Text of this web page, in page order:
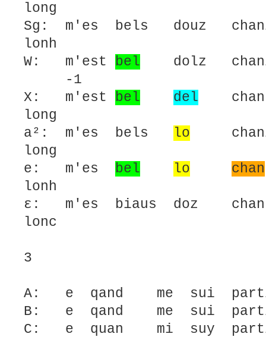
long
Sg: m'es bels douz
lonh
W: m'est bel dolz
-1
X: m'est bel del
long
a²: m'es bels
lo
long
e: m'es bel lo chan
lonh
ε: m'es biaus doz
lonc
3
A: e qand me sui
B: e qand me sui
C: e quan mi suy